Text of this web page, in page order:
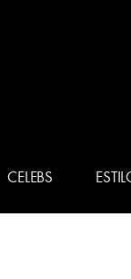
CELEBS